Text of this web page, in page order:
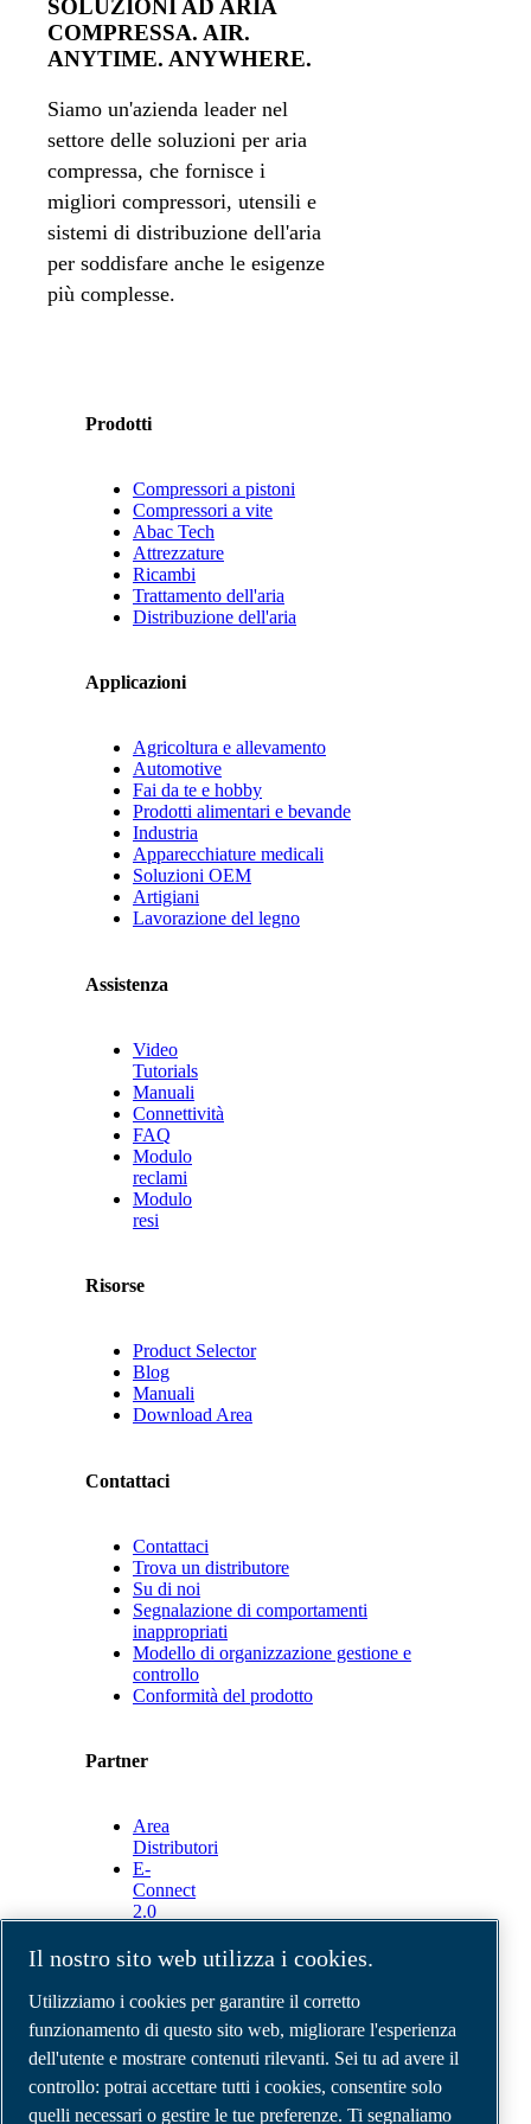
SOLUZIONI AD ARIA
COMPRESSA. AIR.
ANYTIME. ANYWHERE.
Siamo un'azienda leader nel
settore delle soluzioni per aria
compressa, che fornisce i
migliori compressori, utensili e
sistemi di distribuzione dell'aria
per soddisfare anche le esigenze
più complesse.
Prodotti
Compressori a pistoni
Compressori a vite
Abac Tech
Attrezzature
Ricambi
Trattamento dell'aria
Distribuzione dell'aria
Applicazioni
Agricoltura e allevamento
Automotive
Fai da te e hobby
Prodotti alimentari e bevande
Industria
Apparecchiature medicali
Soluzioni OEM
Artigiani
Lavorazione del legno
Assistenza
Video
Tutorials
Manuali
Connettività
FAQ
Modulo
reclami
Modulo
resi
Risorse
Product Selector
Blog
Manuali
Download Area
Contattaci
Contattaci
Trova un distributore
Su di noi
Segnalazione di comportamenti
inappropriati
Modello di organizzazione gestione e
controllo
Conformità del prodotto
Partner
Area
Distributori
E-
Connect
2.0
Portal
Media
Gallery
©2026 Compressori d'aria ABAC
Note legali e privacy
Modulo resi
Il nostro sito web utilizza i cookies.
Utilizziamo i cookies per garantire il corretto
funzionamento di questo sito web, migliorare l'esperienza
dell'utente e mostrare contenuti rilevanti. Sei tu ad avere il
controllo: potrai accettare tutti i cookies, consentire solo
quelli necessari o gestire le tue preferenze. Ti segnaliamo